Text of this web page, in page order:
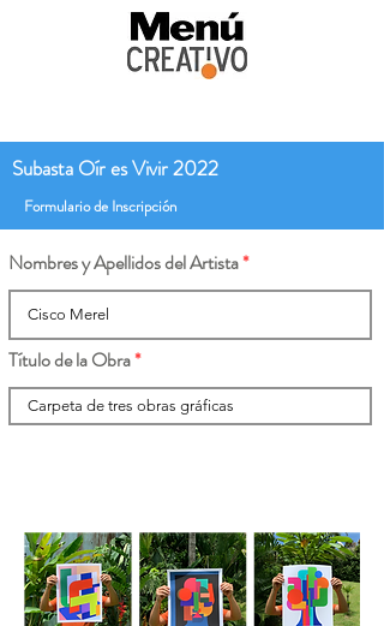
Subasta Oír es Vivir 2022
Formulario de Inscripción
Nombres y Apellidos del Artista
Título de la Obra